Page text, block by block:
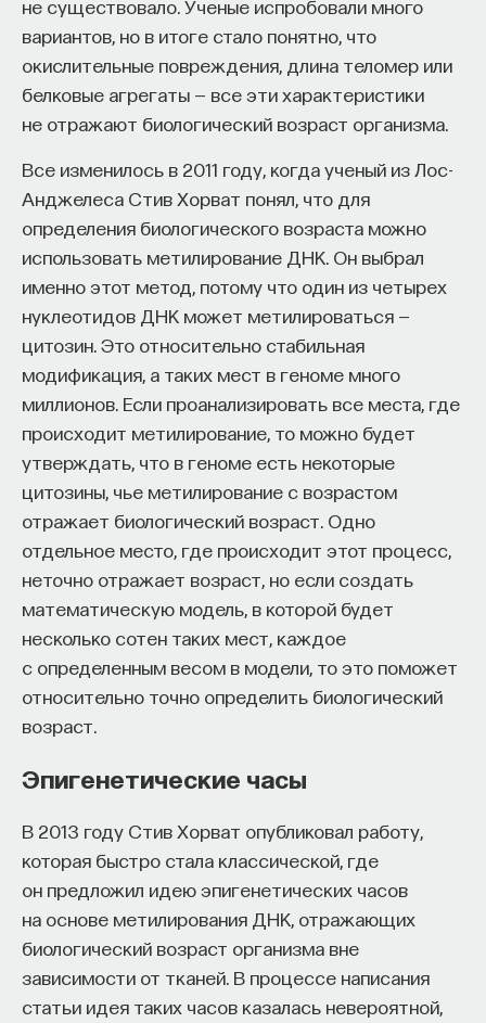
не существовало. Ученые испробовали много
вариантов, но в итоге стало понятно, что
окислительные повреждения, длина теломер или
белковые агрегаты — все эти характеристики
не отражают биологический возраст организма.
Все изменилось в 2011 году, когда ученый из Лос-
Анджелеса Стив Хорват понял, что для
определения биологического возраста можно
использовать метилирование ДНК. Он выбрал
именно этот метод, потому что один из четырех
нуклеотидов ДНК может метилироваться —
цитозин. Это относительно стабильная
модификация, а таких мест в геноме много
миллионов. Если проанализировать все места, где
происходит метилирование, то можно будет
утверждать, что в геноме есть некоторые
цитозины, чье метилирование с возрастом
отражает биологический возраст. Одно
отдельное место, где происходит этот процесс,
неточно отражает возраст, но если создать
математическую модель, в которой будет
несколько сотен таких мест, каждое
с определенным весом в модели, то это поможет
относительно точно определить биологический
возраст.
Эпигенетические часы
В 2013 году Стив Хорват опубликовал работу,
которая быстро стала классической, где
он предложил идею эпигенетических часов
на основе метилирования ДНК, отражающих
биологический возраст организма вне
зависимости от тканей. В процессе написания
статьи идея таких часов казалась невероятной,
такое пространство и что такое время? Что
значит мыслить и что представляет собой наше
сознание? Реальна ли реальность и откуда
мы знаем то, что знаем? Существует ли в мире
свобода?
— Переосмыслите границы доверия
собственному знанию.
Автор курса: Диана Гаспарян— кандидат
философских наук, профессор Школы философии
и культурологии факультета гуманитарных наук
НИУ ВШЭ.
3/30/2022
НАПИСАТЬ НАМ
НАД МАТЕРИАЛОМ РАБОТАЛИ
ПостНаука
команда ПостНауки
НАУКА ЖУРНАЛ
ФИЛОСОФСКИЙ ПОИСК: НАЧАЛА
белки должны синтезироваться, чтобы
у нас сформировалась и сохранилась
память, то есть она зависит от белкового
синтеза. Проблема в том, что время жизни
белков ― дни, в крайнем случае недели,
только некоторые белки живут чуть
дольше. 98% процентов всех белков за 3-4
дня разлагается и замещается новыми,
идет постоянный синтез. То есть если где-
то отложилась память в виде кодировки
молекул, то все они распадутся через
несколько дней. А как мы знаем, наша
память хранится годами и десятилетиями.
Это противоречие послужило даже
основой для некоторого пессимизма.
В 2006 году появилось несколько статей
о молекуле, которую можно в каком-то
приближении назвать молекулой памяти.
Это белковая молекула, находящаяся
в нервной системе в самом критическом
нервными клетками. Нервные клетки
передача информации внутри нервной
а соседям ― химическим. В месте
контакта, где электрическая энергия
переходит в химическую, есть система,
во главе которой находится регулирующая